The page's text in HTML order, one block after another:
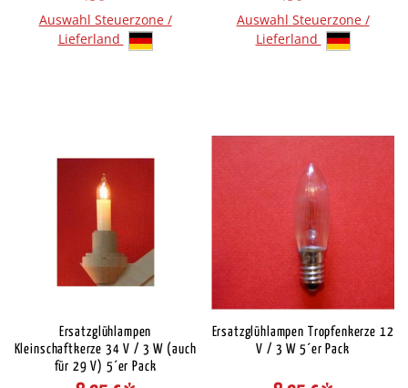
Auswahl Steuerzone /
Lieferland
Auswahl Steuerzone /
Lieferland
Ersatzglühlampen
Kleinschaftkerze 34 V / 3 W (auch
für 29 V) 5´er Pack
Ersatzglühlampen Tropfenkerze 12
V / 3 W 5´er Pack